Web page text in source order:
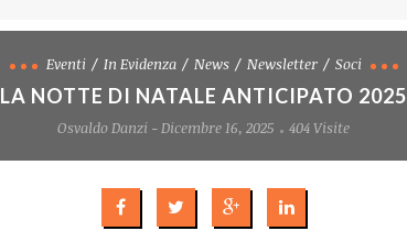
Eventi In Evidenza News Newsletter Soci
LA NOTTE DI NATALE ANTICIPATO 2025
Osvaldo Danzi - Dicembre 16, 2025 404 Visite